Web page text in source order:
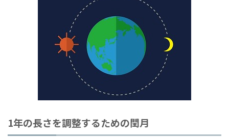
1年の長さを調整するための閏月